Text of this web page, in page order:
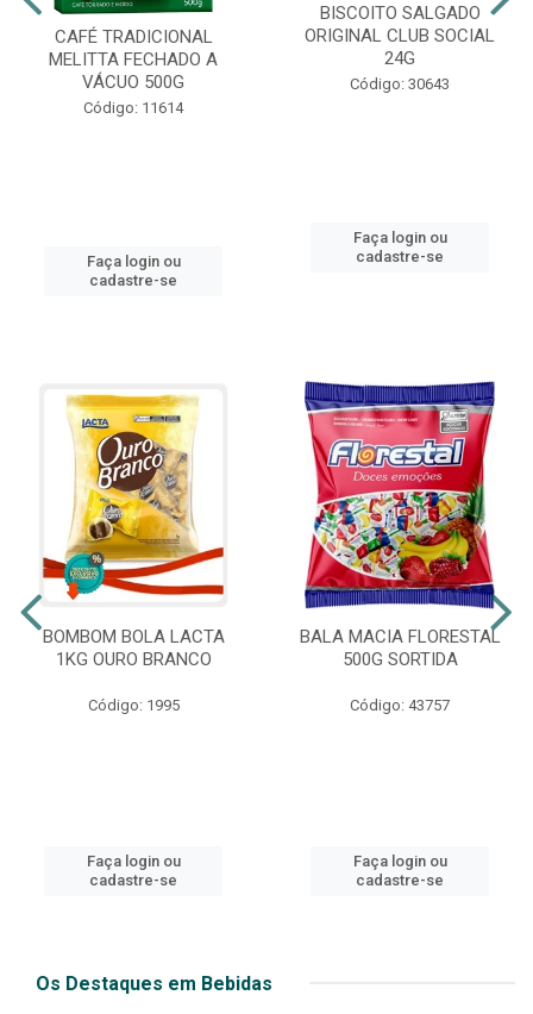
CAFÉ TRADICIONAL
MELITTA FECHADO A
VÁCUO 500G
Código: 11614
Faça login ou
cadastre-se
BISCOITO SALGADO
ORIGINAL CLUB SOCIAL
24G
Código: 30643
Faça login ou
cadastre-se
BOMBOM BOLA LACTA
1KG OURO BRANCO
Código: 1995
Faça login ou
cadastre-se
BALA MACIA FLORESTAL
500G SORTIDA
Código: 43757
Faça login ou
cadastre-se
Os Destaques em Bebidas